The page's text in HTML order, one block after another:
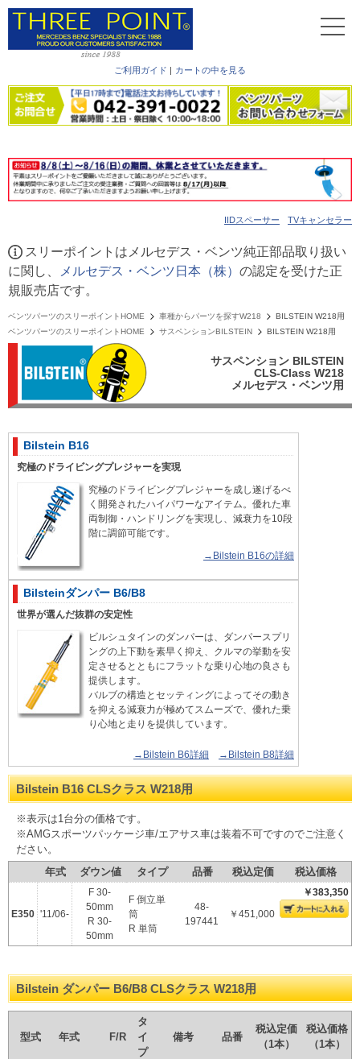
ご利用ガイド | カートの中を見る
IIDスペーサー TVキャンセラー
スリーポイントはメルセデス・ベンツ純正部品取り扱い
に関し、
メルセデス・ベンツ日本（株） の認定を受けた正
規販売店です。
ベンツパーツのスリーポイントHOME 車種からパーツを探すW218
BILSTEIN W218用
ベンツパーツのスリーポイントHOME
サスペンションBILSTEIN BILSTEIN W218用
サスペンション BILSTEIN
CLS-Class W218
メルセデス・ベンツ用
Bilstein B16
究極のドライビングプレジャーを実現
究極のドライビングプレジャーを成し遂げるべ
く開発されたハイパワーなアイテム。優れた車
両制御・ハンドリングを実現し、減衰力を10段
階に調節可能です。
→Bilstein B16の詳細
Bilsteinダンパー B6/B8
世界が選んだ抜群の安定性
ビルシュタインのダンパーは、ダンパースプリ
ングの上下動を素早く抑え、クルマの挙動を安
定させるとともにフラットな乗り心地の良さも
提供します。
バルブの構造とセッティングによってその動き
を抑える減衰力が極めてスムーズで、優れた乗
り心地と走りを提供しています。
→Bilstein B6詳細 →Bilstein B8詳細
Bilstein B16 CLSクラス W218用
※表示は1台分の価格です。
※AMGスポーツパッケージ車/エアサス車は装着不可ですのでご注意く
ださい。
年式
ダウン値 タイプ 品番 税込定価 税込価格
E350 '11/06-
F 30-
50mm
R 30-
50mm
F 倒立単
筒
R 単筒
48-
197441
￥451,000
￥383,350
Bilstein ダンパー B6/B8 CLSクラス W218用
型式 年式 F/R
タ
イ
プ
備考 品番
税込定価
（1本）
税込価格
（1本）